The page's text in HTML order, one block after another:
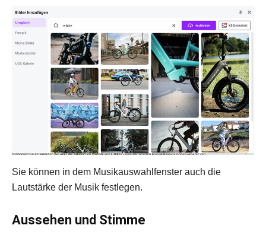
Sie können in dem Musikauswahlfenster auch die
Lautstärke der Musik festlegen.
Aussehen und Stimme